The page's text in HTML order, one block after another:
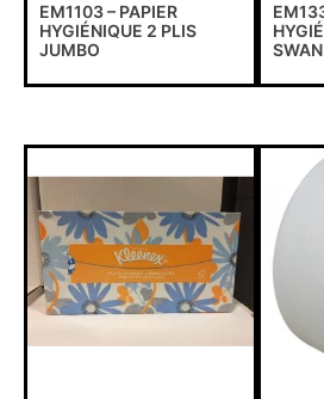
EM1103 – PAPIER
HYGIÉNIQUE 2 PLIS
JUMBO